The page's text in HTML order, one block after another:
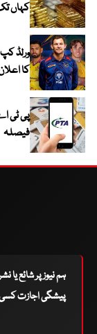
کہاں
کا
پی ٹی
فیصلہ
ہم نیوز پر شائع یا
پیشگی اجازت کسی